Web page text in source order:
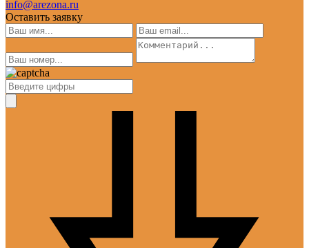
info@arezona.ru
Оставить заявку